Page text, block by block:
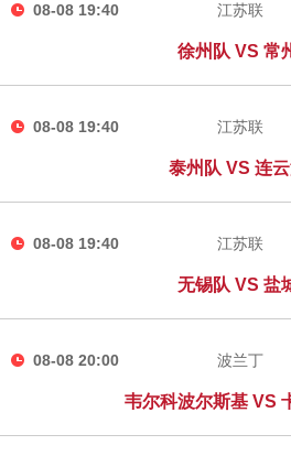
08-08 19:40 江苏联
徐州队 VS 常
08-08 19:40 江苏联
泰州队 VS 连
08-08 19:40 江苏联
无锡队 VS 盐
08-08 20:00 波兰丁
韦尔科波尔斯基 VS